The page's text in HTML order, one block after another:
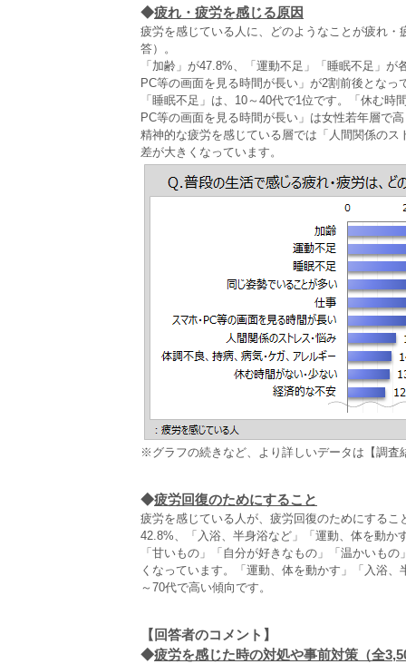
◆疲れ・疲労を感じる原因
疲労を感じている人に、どのようなことが疲れ
答）。
「加齢」が47.8%、「運動不足」「睡眠不足」
PC等の画面を見る時間が長い」が2割前後となっ
「睡眠不足」は、10～40代で1位です。「休む
PC等の画面を見る時間が長い」は女性若年層で
精神的な疲労を感じている層では「人間関係の
差が大きくなっています。
※グラフの続きなど、より詳しいデータは【調査
◆疲労回復のためにすること
疲労を感じている人が、疲労回復のためにする
42.8%、「入浴、半身浴など」「運動、体を動か
「甘いもの」「自分が好きなもの」「温かいも
くなっています。「運動、体を動かす」「入浴
～70代で高い傾向です。
【回答者のコメント】
◆疲労を感じた時の対処や事前対策（全